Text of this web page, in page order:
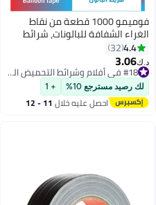
#18 في أفلام وشرائط التحميض الجاف
#18 في أفلام وشرائط التحميض الجاف